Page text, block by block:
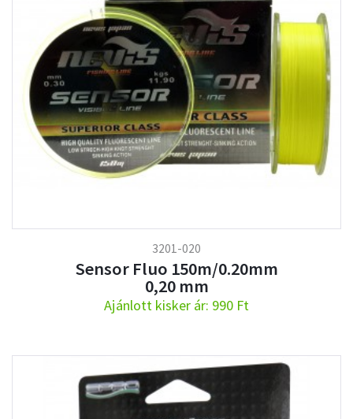
3201-020
Sensor Fluo 150m/0.20mm
0,20 mm
Ajánlott kisker ár: 990 Ft